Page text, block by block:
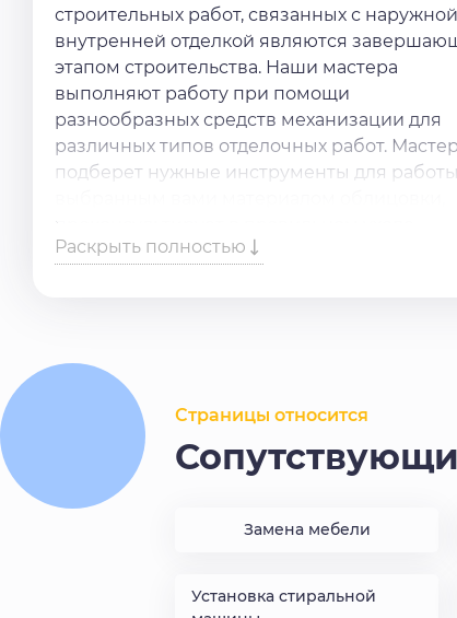
строительных работ, связанных с
внутренней отделкой являются
этапом строительства. Наши мастера
выполняют работу при помощи
разнообразных средств механизации для
различных типов отделочных работ. Мастер
подберет нужные инструменты для
Нужна помощь вотделочных работах
ближайшее время.
Раскрыть полностью
Страницы относится
Замена мебели
Установка стиральной